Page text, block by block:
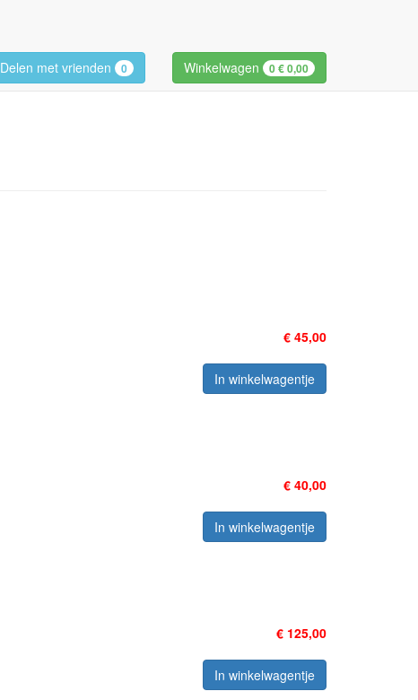
Delen met vrienden 0 Winkelwagen 0€ 0,00
€ 45,00
In winkelwagentje
€ 40,00
In winkelwagentje
€ 125,00
In winkelwagentje